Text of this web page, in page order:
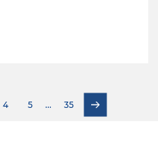
4 5 ... 35